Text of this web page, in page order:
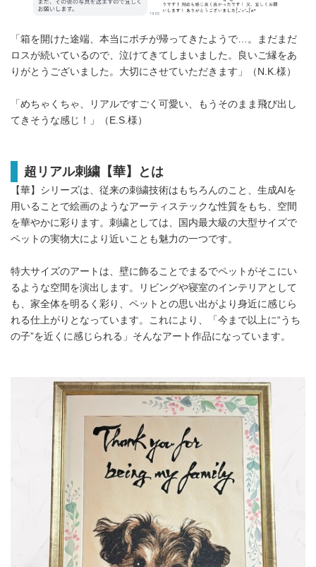
「箱を開けた途端、本当にポチが帰ってきたようで…。まだまだ
ロスが続いているので、泣けてきてしまいました。良いご縁をあ
りがとうございました。大切にさせていただきます」（N.K.様）
「めちゃくちゃ、リアルですごく可愛い、もうそのまま飛び出し
てきそうな感じ！」（E.S.様）
超リアル刺繍【華】とは
【華】シリーズは、従来の刺繍技術はもちろんのこと、生成AIを
用いることで絵画のようなアーティステックな性質をもち、空間
を華やかに彩ります。刺繍としては、国内最大級の大型サイズで
ペットの実物大により近いことも魅力の一つです。
特大サイズのアートは、壁に飾ることでまるでペットがそこにい
るような空間を演出します。リビングや寝室のインテリアとして
も、家全体を明るく彩り、ペットとの思い出がより身近に感じら
れる仕上がりとなっています。これにより、「今まで以上に“うち
の子”を近くに感じられる」そんなアート作品になっています。